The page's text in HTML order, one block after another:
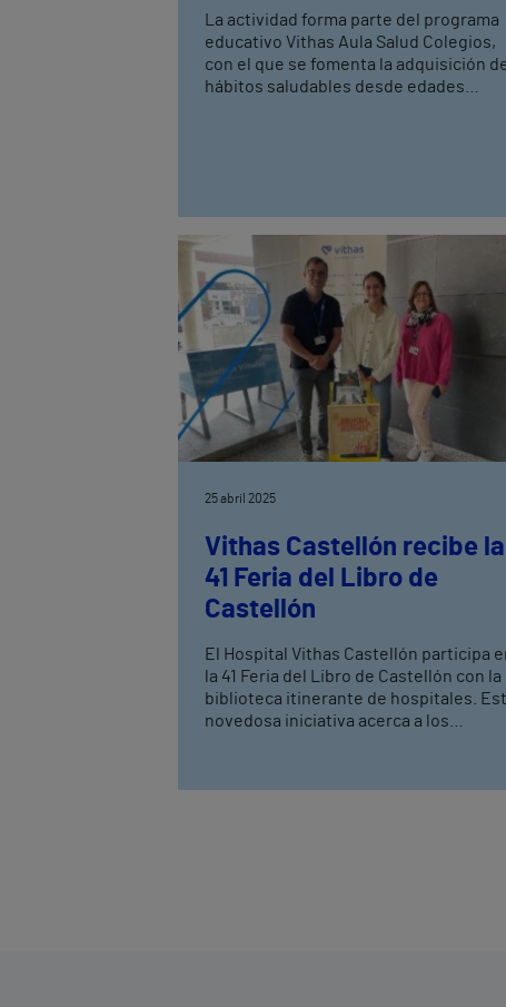
La actividad forma parte del programa
educativo Vithas Aula Salud Colegios,
con el que se fomenta la adquisición
hábitos saludables desde edades
25 abril 2025
Vithas Castellón recibe la
41 Feria del Libro de
Castellón
El Hospital Vithas Castellón participa
la 41 Feria del Libro de Castellón con la
biblioteca itinerante de hospitales. Esta
novedosa iniciativa acerca a los
dos semanas puedan disponer de